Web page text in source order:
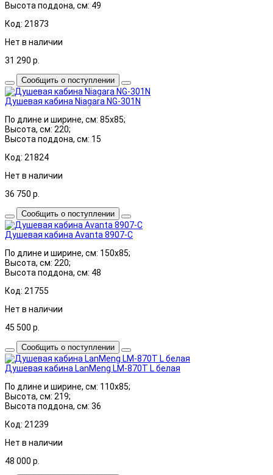
Высота поддона, см: 49
Код: 21873
Нет в наличии
31 290 р.
Сообщить о поступлении
Душевая кабина Niagara NG-301N
По длине и ширине, см: 85x85;
Высота, см: 220;
Высота поддона, см: 15
Код: 21824
Нет в наличии
36 750 р.
Сообщить о поступлении
Душевая кабина Avanta 8907-C
По длине и ширине, см: 150x85;
Высота, см: 220;
Высота поддона, см: 48
Код: 21755
Нет в наличии
45 500 р.
Сообщить о поступлении
Душевая кабина LanMeng LM-870T L белая
По длине и ширине, см: 110x85;
Высота, см: 219;
Высота поддона, см: 36
Код: 21239
Нет в наличии
48 000 р.